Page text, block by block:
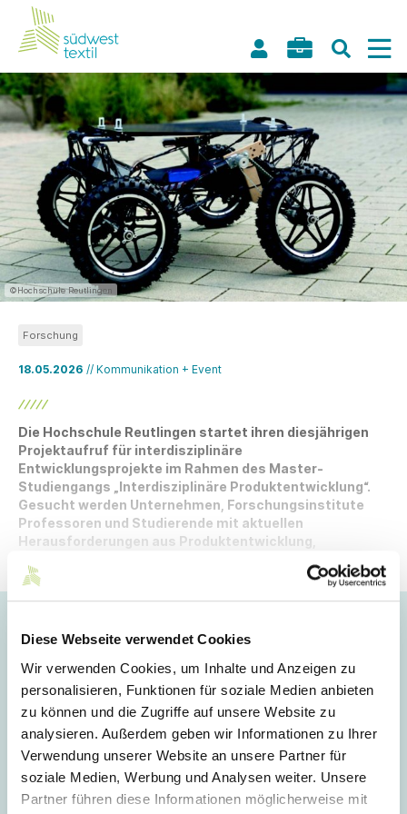
Diese Webseite verwendet Cookies
Wir verwenden Cookies, um Inhalte und Anzeigen zu
personalisieren, Funktionen für soziale Medien anbieten
zu können und die Zugriffe auf unsere Website zu
analysieren. Außerdem geben wir Informationen zu Ihrer
Verwendung unserer Website an unsere Partner für
soziale Medien, Werbung und Analysen weiter. Unsere
Partner führen diese Informationen möglicherweise mit
©Hochschule Reutlingen
18.05.2026 // Kommunikation + Event
Forschung
Die Hochschule Reutlingen startet ihren diesjährigen
Projektaufruf für interdisziplinäre
Entwicklungsprojekte im Rahmen des Master-
Studiengangs „Interdisziplinäre Produktentwicklung“.
Gesucht werden Unternehmen, Forschungsinstitute
Professoren und Studierende mit aktuellen
Herausforderungen aus Produktentwicklung,
verwandten Bereichen.
Hoppla!
Dieser Artikel ist nur für Mitglieder sichtbar.
Login
E-Mail